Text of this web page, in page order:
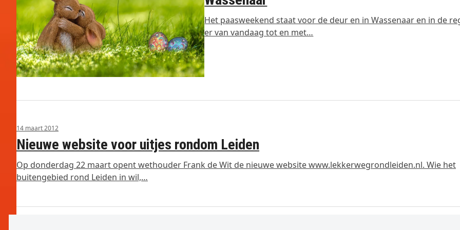
Het paasweekend staat voor de deur en in Wassenaar en in de
er van vandaag tot en met…
14 maart 2012
Nieuwe website voor uitjes rondom Leiden
Op donderdag 22 maart opent wethouder Frank de Wit de nieuwe website www.lekkerwegrondleiden.nl. Wie het
buitengebied rond Leiden in wil,…